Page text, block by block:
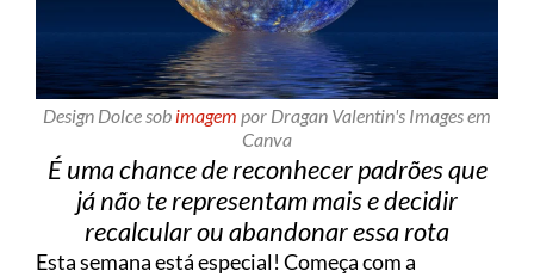
Design Dolce sob imagem por Dragan Valentin's Images em
Canva
É uma chance de reconhecer padrões que
já não te representam mais e decidir
recalcular ou abandonar essa rota
Esta semana está especial! Começa com a